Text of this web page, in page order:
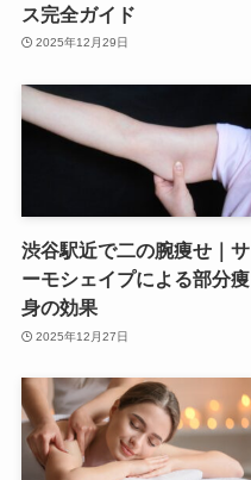
ス完全ガイド
2025年12月29日
渋谷駅近で二の腕痩せ｜サ
ーモシェイプによる部分痩
身の効果
2025年12月27日